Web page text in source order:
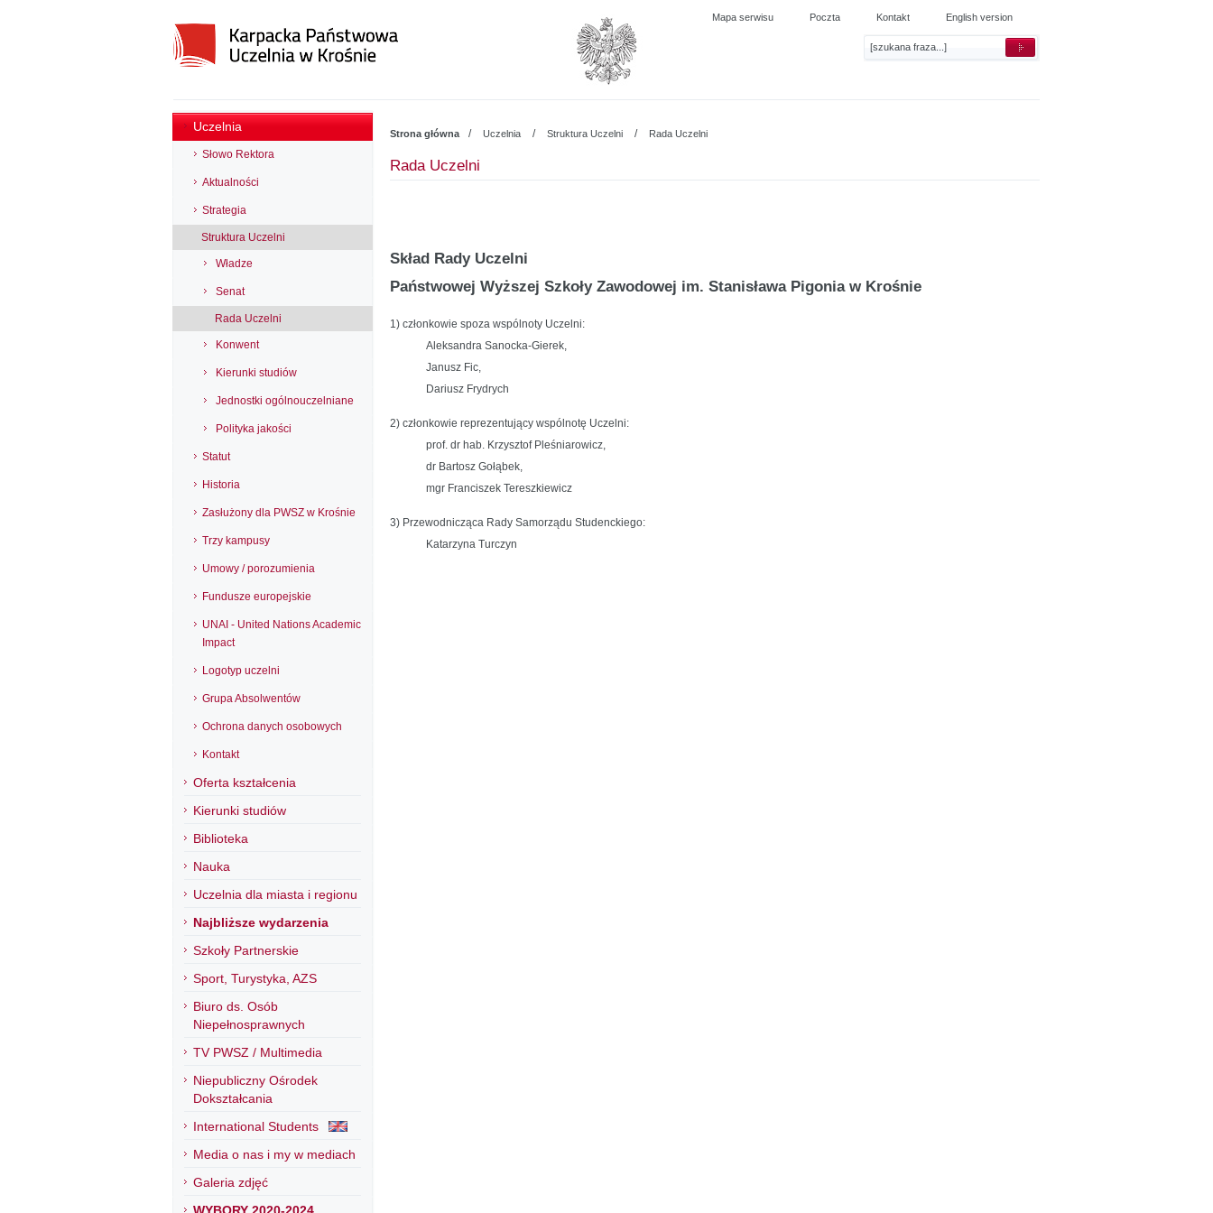
Mapa serwisu Poczta Kontakt English version
Uczelnia
Słowo Rektora
Aktualności
Strategia
Struktura Uczelni
Władze
Senat
Rada Uczelni
Konwent
Kierunki studiów
Jednostki ogólnouczelniane
Polityka jakości
Statut
Historia
Zasłużony dla PWSZ w Krośnie
Trzy kampusy
Umowy / porozumienia
Fundusze europejskie
UNAI - United Nations Academic
Impact
Logotyp uczelni
Grupa Absolwentów
Ochrona danych osobowych
Kontakt
Oferta kształcenia
Kierunki studiów
Biblioteka
Nauka
Uczelnia dla miasta i regionu
Najbliższe wydarzenia
Szkoły Partnerskie
Sport, Turystyka, AZS
Biuro ds. Osób
Niepełnosprawnych
TV PWSZ / Multimedia
Niepubliczny Ośrodek
Dokształcania
International Students
Media o nas i my w mediach
Galeria zdjęć
Strona główna / Uczelnia / Struktura Uczelni / Rada Uczelni
Rada Uczelni
Skład Rady Uczelni
Państwowej Wyższej Szkoły Zawodowej im. Stanisława Pigonia w Krośnie
1) członkowie spoza wspólnoty Uczelni:
Aleksandra Sanocka-Gierek,
Janusz Fic,
Dariusz Frydrych
2) członkowie reprezentujący wspólnotę Uczelni:
prof. dr hab. Krzysztof Pleśniarowicz,
dr Bartosz Gołąbek,
mgr Franciszek Tereszkiewicz
3) Przewodnicząca Rady Samorządu Studenckiego:
Katarzyna Turczyn